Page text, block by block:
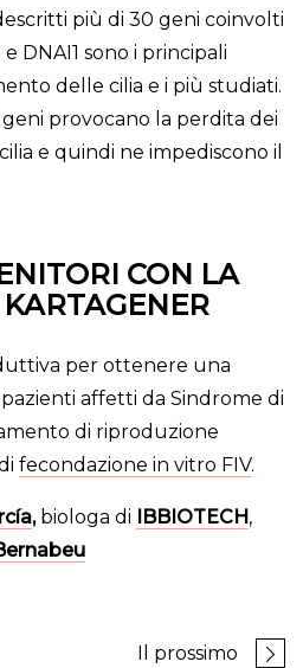
più di 30 geni coinvolti
DNAI1 sono i principali
delle cilia e i più studiati.
provocano la perdita dei
e quindi ne impediscono il
CON LA
per ottenere una
affetti da Sindrome di
di riproduzione
fecondazione in vitro FIV.
, biologa di IBBIOTECH ,
Il prossimo